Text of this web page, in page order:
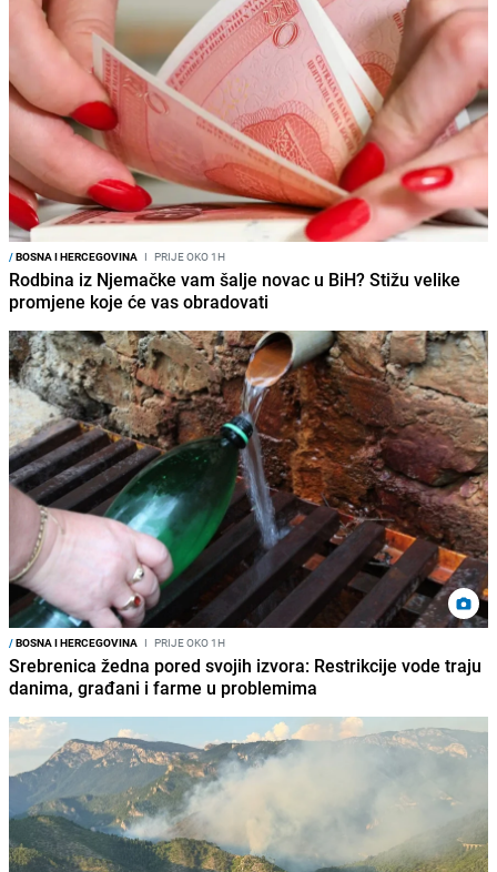
/BOSNA I HERCEGOVINA I PRIJE OKO 1H
Rodbina iz Njemačke vam šalje novac u BiH? Stižu velike
promjene koje će vas obradovati
/BOSNA I HERCEGOVINA I PRIJE OKO 1H
Srebrenica žedna pored svojih izvora: Restrikcije vode traju
danima, građani i farme u problemima